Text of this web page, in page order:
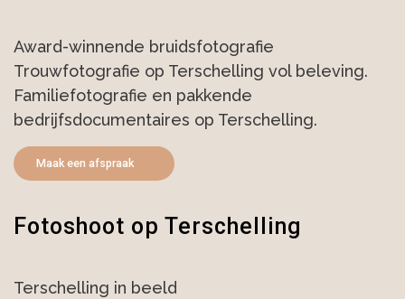
Award-winnende bruidsfotografie
Trouwfotografie op Terschelling vol beleving.
Familiefotografie en pakkende
bedrijfsdocumentaires op Terschelling.
Maak een afspraak
Fotoshoot op Terschelling
Terschelling in beeld